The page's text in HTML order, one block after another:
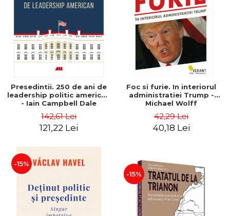
Presedintii. 250 de ani de
leadership politic american
- Iain Campbell Dale
142,61 Lei
121,22 Lei
Foc si furie. In interiorul
administratiei Trump -
Michael Wolff
42,29 Lei
40,18 Lei
-15%
-15%